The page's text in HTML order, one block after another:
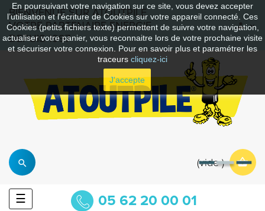
En poursuivant votre navigation sur ce site, vous devez accepter
l’utilisation et l'écriture de Cookies sur votre appareil connecté. Ces
Cookies (petits fichiers texte) permettent de suivre votre navigation,
actualiser votre panier, vous reconnaitre lors de votre prochaine visite
et sécuriser votre connexion. Pour en savoir plus et paramétrer les
traceurs cliquez-ici
J'accepte
BIENVENUE SUR ATOUTPILE
VOTRE PARTENAIRE ENERGIE
DEPUIS 1997
vide
Basculer
☰ 05 62 20 00 01